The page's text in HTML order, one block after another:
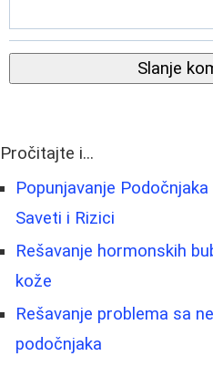
Slanje
Pročitajte i...
Popunjavanje
Saveti i Rizici
Rešavanje hormonskih
kože
Rešavanje problema sa
podočnjaka